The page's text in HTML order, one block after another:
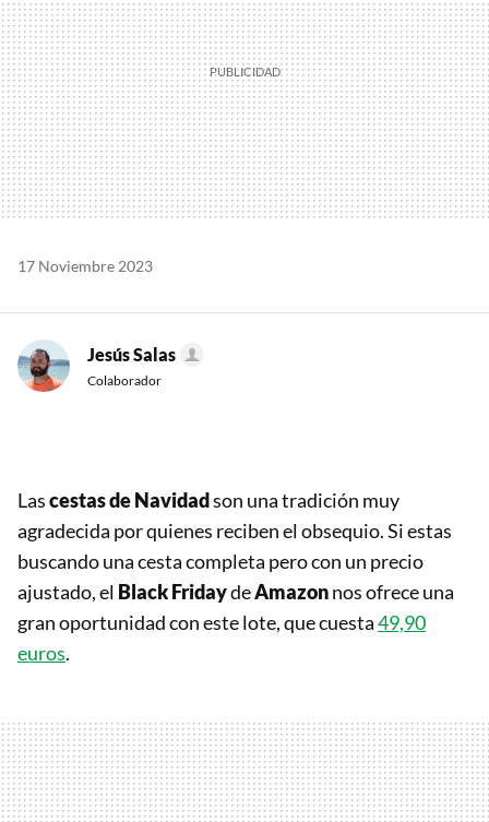
17 Noviembre 2023
Jesús Salas
Colaborador
Lascestas de Navidadson una tradición muy
agradecida por quienes reciben el obsequio. Si estas
buscando una cesta completa pero con un precio
ajustado, el Black FridaydeAmazonnos ofrece una
gran oportunidad con este lote, que cuesta49,90
euros.